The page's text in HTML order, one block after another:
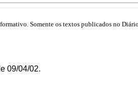
Somente os textos publicados no
09/04/02.